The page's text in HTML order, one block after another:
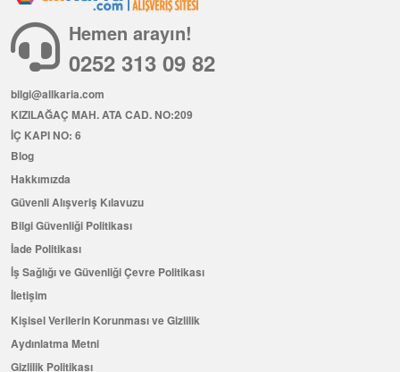
Hemen arayın!
0252 313 09 82
bilgi@allkaria.com
KIZILAĞAÇ MAH. ATA CAD. NO:209
İÇ KAPI NO: 6
Blog
Hakkımızda
Güvenli Alışveriş Kılavuzu
Bilgi Güvenliği Politikası
İade Politikası
İş Sağlığı ve Güvenliği Çevre Politikası
İletişim
Kişisel Verilerin Korunması ve Gizlilik
Aydınlatma Metni
Gizlilik Politikası